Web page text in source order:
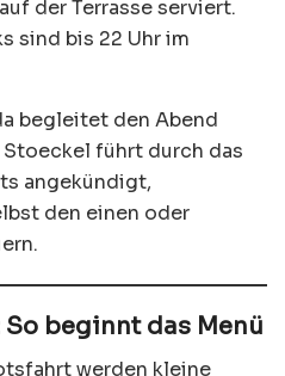
der Terrasse serviert.
sind bis 22 Uhr im
begleitet den Abend
Stoeckel führt durch das
angekündigt,
den einen oder
beginnt das Menü
werden kleine